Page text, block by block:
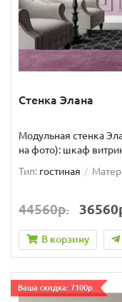
Стенка Элана
Модульная стенка
на фото): шкаф
Тип: гостиная
44560р.
В корзину
Ваша скидка: 7100р.